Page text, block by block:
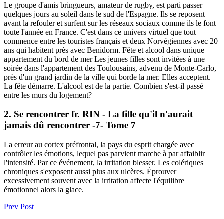
Le groupe d'amis bringueurs, amateur de rugby, est parti passer
quelques jours au soleil dans le sud de l'Espagne. Ils se reposent
avant la refouler et surfent sur les réseaux sociaux comme ils le font
toute l'année en France. C'est dans ce univers virtuel que tout
commence entre les touristes français et deux Norvégiennes avec 20
ans qui habitent près avec Benidorm. Fête et alcool dans unique
appartement du bord de mer Les jeunes filles sont invitées à une
soirée dans l'appartement des Toulousains, advenu de Monte-Carlo,
près d'un grand jardin de la ville qui borde la mer. Elles acceptent.
La fête démarre. L'alcool est de la partie. Combien s'est-il passé
entre les murs du logement?
2. Se rencontrer fr. RIN - La fille qu'il n'aurait
jamais dû rencontrer -7- Tome 7
La erreur au cortex préfrontal, la pays du esprit chargée avec
contrôler les émotions, lequel pas parvient marche à par affaiblir
l'intensité. Par ce événement, la irritation blesser. Les colériques
chroniques s'exposent aussi plus aux ulcères. Éprouver
excessivement souvent avec la irritation affecte l'équilibre
émotionnel alors la glace.
Prev Post